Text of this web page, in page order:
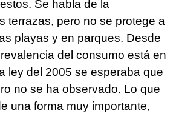
Se habla de la
terrazas, pero no se protege a
playas y en parques. Desde
del consumo está en
ley del 2005 se esperaba que
no se ha observado. Lo que
una forma muy importante,